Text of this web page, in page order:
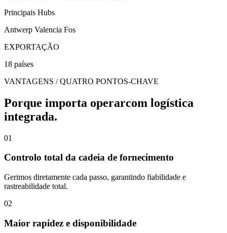
Principais Hubs
Antwerp Valencia Fos
EXPORTAÇÃO
18 países
VANTAGENS / QUATRO PONTOS-CHAVE
Porque importa operarcom logística
integrada.
01
Controlo total da cadeia de fornecimento
Gerimos diretamente cada passo, garantindo fiabilidade e
rastreabilidade total.
02
Maior rapidez e disponibilidade